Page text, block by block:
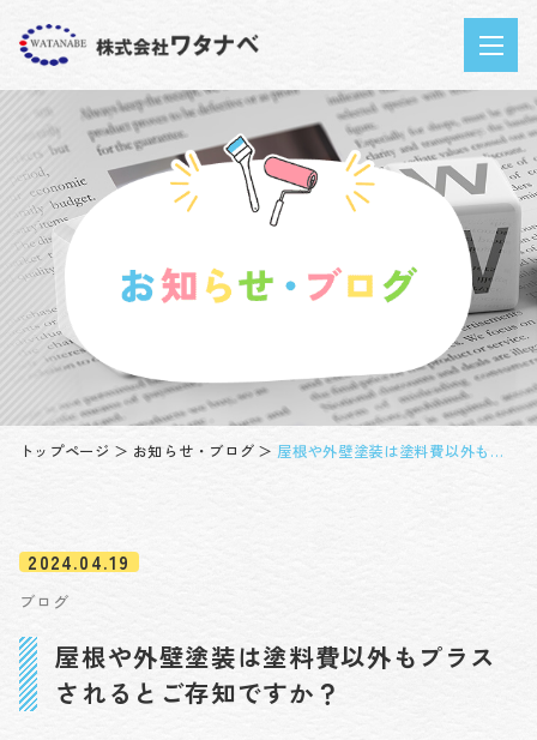
トップページ お知らせ・ブログ 屋根や外壁塗装は塗料費以外もプラスされるとご存知ですか？
屋根や外壁塗装は塗料費以外もプラス
されるとご存知ですか？
ブログ
2024.04.19